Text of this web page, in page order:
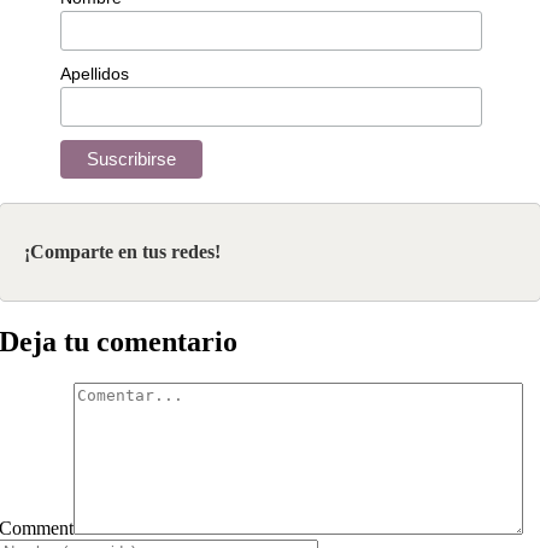
Apellidos
¡Comparte en tus redes!
Deja tu comentario
Comment